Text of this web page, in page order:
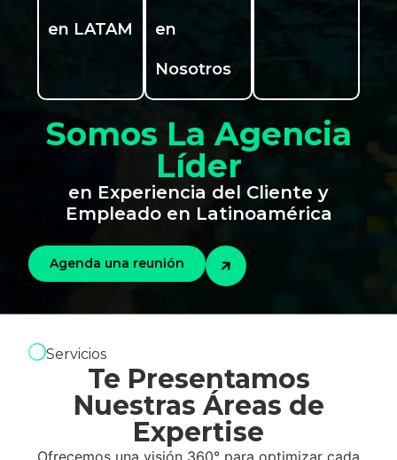
en LATAM en
Nosotros
Somos La Agencia
Líder
en Experiencia del Cliente y
Empleado en Latinoamérica
Agenda una reunión
Servicios
Te Presentamos
Nuestras Áreas de
Expertise
Ofrecemos una visión 360° para optimizar cada